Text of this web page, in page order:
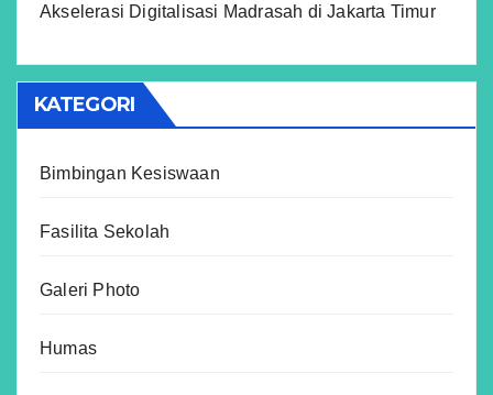
Akselerasi Digitalisasi Madrasah di Jakarta Timur
KATEGORI
Bimbingan Kesiswaan
Fasilita Sekolah
Galeri Photo
Humas